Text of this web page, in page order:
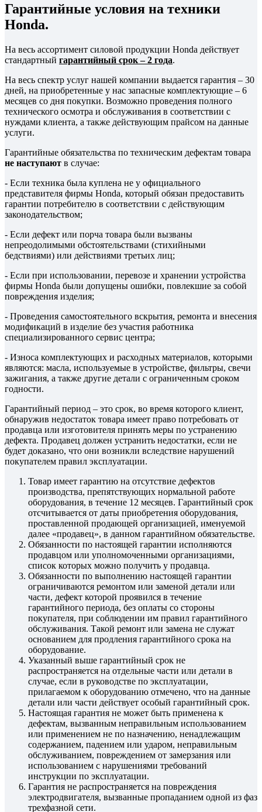
Гарантийные условия на техники
Honda.
На весь ассортимент силовой продукции Honda действует
стандартный гарантийный срок – 2 года.
На весь спектр услуг нашей компании выдается гарантия – 30
дней, на приобретенные у нас запасные комплектующие – 6
месяцев со дня покупки. Возможно проведения полного
технического осмотра и обслуживания в соответствии с
нуждами клиента, а также действующим прайсом на данные
услуги.
Гарантийные обязательства по техническим дефектам товара
не наступают в случае:
- Если техника была куплена не у официального
представителя фирмы Honda, который обязан предоставить
гарантии потребителю в соответствии с действующим
законодательством;
- Если дефект или порча товара были вызваны
непреодолимыми обстоятельствами (стихийными
бедствиями) или действиями третьих лиц;
- Если при использовании, перевозе и хранении устройства
фирмы Honda были допущены ошибки, повлекшие за собой
повреждения изделия;
- Проведения самостоятельного вскрытия, ремонта и внесения
модификаций в изделие без участия работника
специализированного сервис центра;
- Износа комплектующих и расходных материалов, которыми
являются: масла, используемые в устройстве, фильтры, свечи
зажигания, а также другие детали с ограниченным сроком
годности.
Гарантийный период – это срок, во время которого клиент,
обнаружив недостаток товара имеет право потребовать от
продавца или изготовителя принять меры по устранению
дефекта. Продавец должен устранить недостатки, если не
будет доказано, что они возникли вследствие нарушений
покупателем правил эксплуатации.
Товар имеет гарантию на отсутствие дефектов
производства, препятствующих нормальной работе
оборудования, в течение 12 месяцев. Гарантийный срок
отсчитывается от даты приобретения оборудования,
проставленной продающей организацией, именуемой
далее «продавец», в данном гарантийном обязательстве.
Обязанности по настоящей гарантии исполняются
продавцом или уполномоченными организациями,
список которых можно получить у продавца.
Обязанности по выполнению настоящей гарантии
ограничиваются ремонтом или заменой детали или
части, дефект которой проявился в течение
гарантийного периода, без оплаты со стороны
покупателя, при соблюдении им правил гарантийного
обслуживания. Такой ремонт или замена не служат
основанием для продления гарантийного срока на
оборудование.
Указанный выше гарантийный срок не
распространяется на отдельные части или детали в
случае, если в руководстве по эксплуатации,
прилагаемом к оборудованию отмечено, что на данные
детали или части действует особый гарантийный срок.
Настоящая гарантия не может быть применена к
дефектам, вызванным неправильным использованием
или применением не по назначению, ненадлежащим
содержанием, падением или ударом, неправильным
обслуживанием, повреждением от замерзания или
использованием с нарушениями требований
инструкции по эксплуатации.
Гарантия не распространяется на повреждения
электродвигателя, вызванные пропаданием одной из фаз
трехфазной сети.